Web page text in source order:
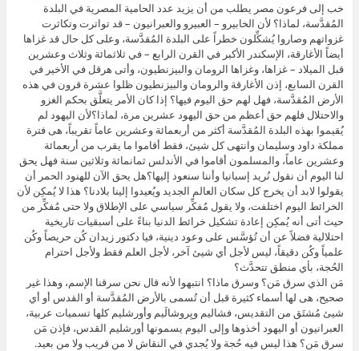
خب إلى فرعون مصر يطلب من أن يزيد عدد الحامية المصرية في البلدة
المُقدَّسة، لماذا؟ لأن الخابيرو – العبيرو والعبرانيون – قد تواترت وتكاثرت
غزواتهم وصاروا يُشكِّلون خطراً على البلدة المُقدَّسة، وعلى كل حال قد غزاها
أيضاً الأغارقة، الإسكندر الأكبر في القرن الرابع – في ثلاثمائة وثلاث وعشرين
قبل الميلاد – غزاها، وغزاها الرومان والبيزنطيون، وأتى هرقل في الأخير في
القرن السابع، إذن الأغارقة والرومان والبيزنطيون ظلوا عشرة قرون في هذه
الأرض المُقدَّسة، فهل لهم حق اليوم فيها؟ إذا كان الأمر يتعلَّق بحكم الغزو
والاحتلال فلهم حق أعظم من حق اليهود عشرين مرة، لماذا؟لأن اليهود لم
يُقيموا بهذه البلدة المُقدَّسة أكثر من أربعمائة وعشرين عاماً تقريباً، هى فترة
مملكة داود وسليمان وانتهى كل شيئ، فقط أقاموا ما يقرب من أربعمائة
وعشرين عاماً، والمسلمون أقاموا في الأندلس ثمانمائة وثلاثين سنة فهل يحق
لنا اليوم أن نقول نُريد إسبانيا وأننا سنعود إليها؟هل يحق الآن للهنود الحمر أن
يقولوا لابد أن يخرج كل سكان العالم الجديد ويُعيدوا إلينا بلادنا؟ هذا لا يُمكِن لأن
الخرائط اليوم اختلفت، ولا يقول مُفكِّر سياسي على الإطلاق ولا حتى مُفكِّر من
حيث أتى أنه يُمكِن إعادة تشكيل خرائط الدنيا بناءً على أسبقيات تاريخية
احتلالية فضلاً عن أن تُؤسَّس على وعود دينية، فيا دكتور زيدان كُن حريصاً وكُن
علمياً وكُن دقيقاً، ليس لأجل أي شيئ آخر، لأجل العلم فقط ولأجل احترام
الحُجة، بأي منطق تتحدَّث؟
مَن الذي سرق مَن؟ وسرق ماذا؟ انتبهوا لأنه قال نحن سرقنا الإسم، وهذا غير
صحيح، هى لها أسماء كثيرة قبل أن تُسمى بالأرض المُقدَّسة أو القدس أو أي
شيئ مُشتَق من التقديس، فشاليم ويِروشالَيم وأورشليم كلها تسميات عربية،
العبرانيون أو اليهود أخذوها وإلى اليوم يسمونها أورشليم القدس، فإذن مَن
سرق مَن؟ هذا ليس فيه حُجة ولا يُجدي في النقاش لا من قريب ولا من بعيد.